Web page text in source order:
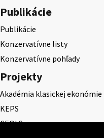
Publikácie
Publikácie
Konzervatívne listy
Konzervatívne pohľady
Projekty
Akadémia klasickej ekonómie
KEPS
CEQLS